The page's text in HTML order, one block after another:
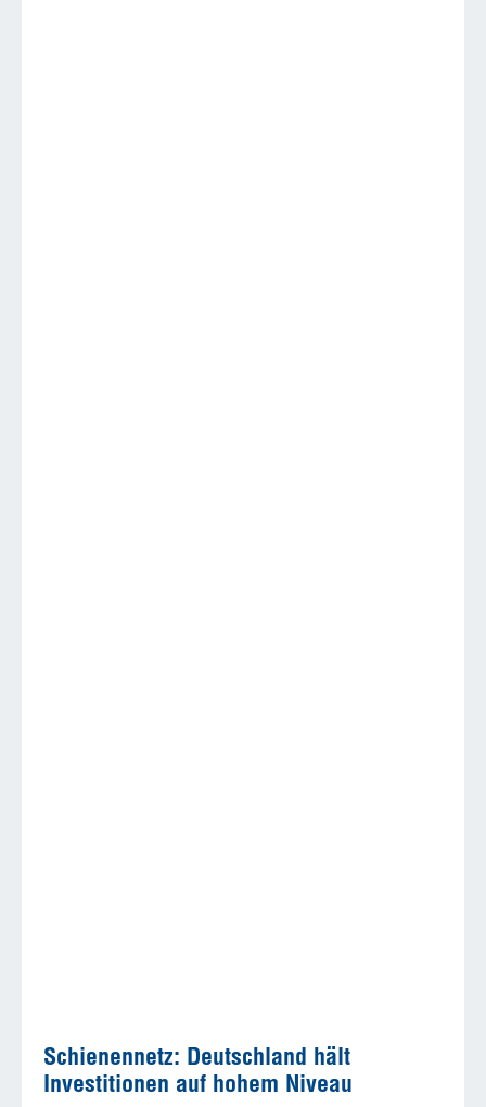
Schienennetz: Deutschland hält
Investitionen auf hohem Niveau